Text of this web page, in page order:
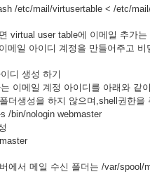
/etc/mail/virtusertable < /etc/
virtual user table에 이메일 추가는
메일 아이디 계정을 만들어주고 비
디 생성 하기
이메일 계정 아이디를 아래와 같
더생성을 하지 않으며,shell권한을
/bin/nologin webmaster
에서 메일 수신 폴더는 /var/spool/